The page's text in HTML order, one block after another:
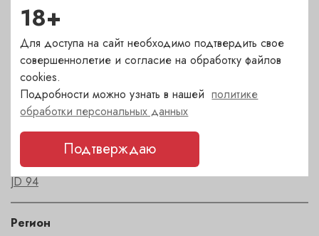
Страна
Испания
Сорт
Гарнача,Грасиано,Масуэло,Темпранильо
Рейтинг
JD 94
Регион
18+
Для доступа на сайт необходимо подтвердить свое
совершеннолетие и согласие на обработку файлов
cookies.
Подробности можно узнать в нашейполитике
обработки персональных данных
Подтверждаю